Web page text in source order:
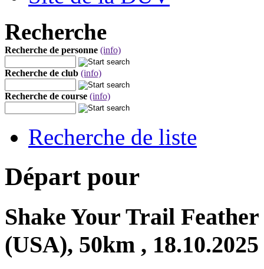
Recherche
Recherche de personne (info)
Recherche de club (info)
Recherche de course (info)
Recherche de liste
Départ pour
Shake Your Trail
(USA), 50km , 18.10.2025